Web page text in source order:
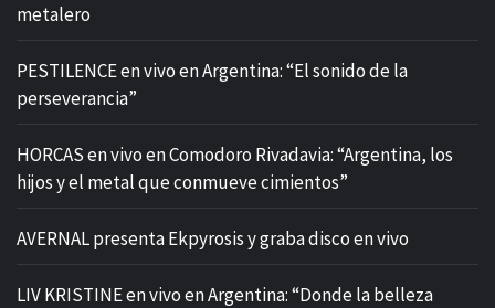
metalero
PESTILENCE en vivo en Argentina: “El sonido de la
perseverancia”
HORCAS en vivo en Comodoro Rivadavia: “Argentina, los
hijos y el metal que conmueve cimientos”
AVERNAL presenta Ekpyrosis y graba disco en vivo
LIV KRISTINE en vivo en Argentina: “Donde la belleza